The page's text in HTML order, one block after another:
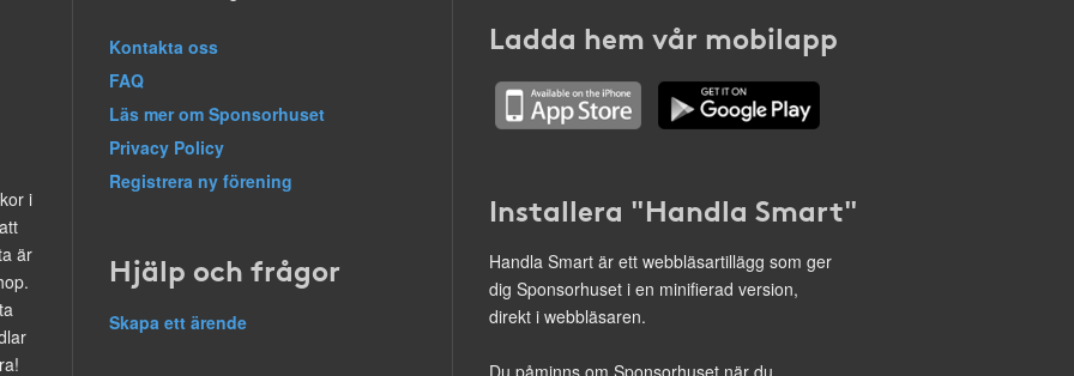
i
är
Kontakta oss
FAQ
Läs mer om Sponsorhuset
Privacy Policy
Registrera ny förening
Hjälp och frågor
Skapa ett ärende
Ladda hem vår mobilapp
Installera "Handla Smart"
Handla Smart är ett webbläsartillägg som ger
dig Sponsorhuset i en minifierad version,
direkt i webbläsaren.